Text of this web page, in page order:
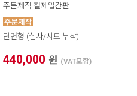
주문제작 철제입간판
단면형 (실사/시트 부착)
440,000 원 (VAT포함)